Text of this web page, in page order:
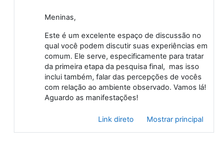
Meninas,
Este é um excelente espaço de discussão no
qual você podem discutir suas experiências em
comum. Ele serve, especificamente para tratar
da primeira etapa da pesquisa final, mas isso
inclui também, falar das percepções de vocês
com relação ao ambiente observado. Vamos lá!
Aguardo as manifestações!
Link direto Mostrar principal